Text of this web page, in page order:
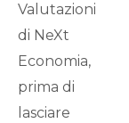
Valutazioni
di NeXt
Economia,
prima di
lasciare